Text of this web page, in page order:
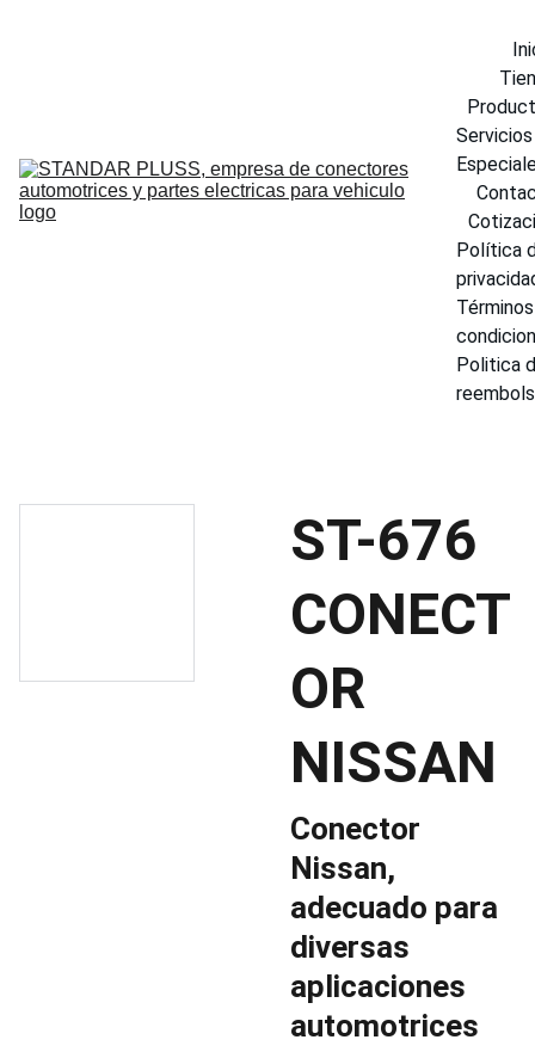
Servicios
Política
Politica
ST-676
CONECT
OR
NISSAN
Conector
Nissan,
adecuado para
diversas
aplicaciones
automotrices